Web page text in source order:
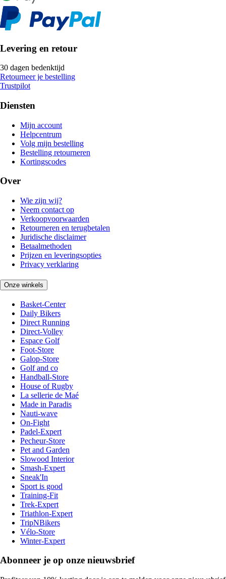
Levering en retour
30 dagen bedenktijd
Retourneer je bestelling
Trustpilot
Diensten
Mijn account
Helpcentrum
Volg mijn bestelling
Bestelling retourneren
Kortingscodes
Over
Wie zijn wij?
Neem contact op
Verkoopvoorwaarden
Retourneren en terugbetalen
Juridische disclaimer
Betaalmethoden
Prijzen en leveringsopties
Privacy verklaring
Onze winkels
Basket-Center
Daily Bikers
Direct Running
Direct-Volley
Espace Golf
Foot-Store
Galop-Store
Golf and co
Handball-Store
House of Rugby
La sellerie de Maé
Made in Paradis
Nauti-wave
On-Fight
Padel-Expert
Pecheur-Store
Pet and Garden
Slowood Interior
Smash-Expert
Sneak'In
Sport is good
Training-Fit
Trek-Expert
Triathlon-Expert
TripNBikers
Vélo-Store
Winter-Expert
Abonneer je op onze nieuwsbrief